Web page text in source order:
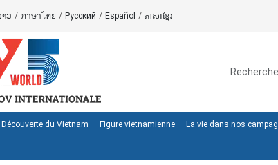
າວ / ภาษาไทย / Русский / Español / ភាសាខ្មែរ
Découverte du Vietnam Figure vietnamienne La vie dans nos